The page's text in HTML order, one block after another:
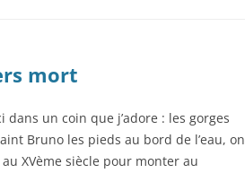
mort
un coin que j’adore : les gorges
Bruno les pieds au bord de l’eau, on
XVème siècle pour monter au